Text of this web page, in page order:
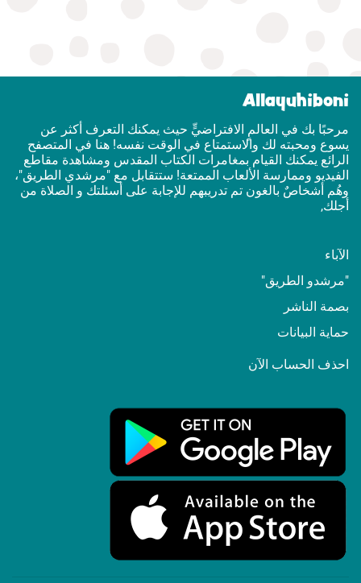
Allayuhiboni
مرحبًا بك في العالمٍ الافتراضيٍّ حيث يمكنك التعرف أكثر عن
يسوع ومحبته لك والاستمتاع في الوقت نفسه! هنا في المتصفح
الرائع يمكنك القيام بمغامرات الكتاب المقدس ومشاهدة مقاطع
الفيديو وممارسة الألعاب الممتعة! ستتقابل مع "مرشدي الطريق"،
وهُم أشخاصٌ بالغون تم تدريبهم للإجابة على أسئلتك و الصلاة من
أجلك,
الآباء
"مرشدو الطريق"
بصمة الناشر
حماية البيانات
احذف الحساب الآن